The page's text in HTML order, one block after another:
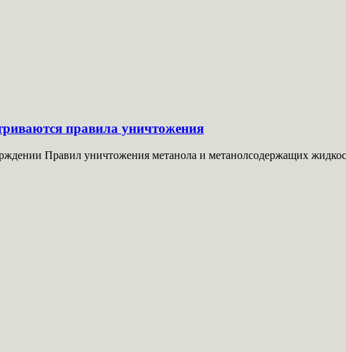
правила уничтожения
Правил уничтожения метанола и метанолсодержащих